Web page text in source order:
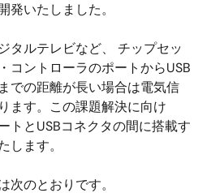
発いたしました。
タルテレビなど、 チップセッ
コントローラのポートからUSB
での距離が長い場合は電気信
ます。この課題解決に向け
トとUSBコネクタの間に搭載す
します。
のとおりです。